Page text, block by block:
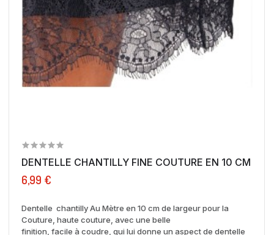
6,99 €
Dentelle chantilly Au Mètre en 10 cm de largeur pour la
Couture, haute couture, avec une belle
finition, facile à coudre, qui lui donne un aspect de dentelle